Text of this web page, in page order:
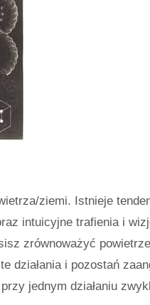
ziemi. Istnieje
intuicyjne trafienia i
zrównoważyć
działania i pozostań
jednym działaniu